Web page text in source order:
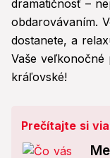
dramatičnosť –
obdarovávaním.
dostanete, a
Vaše veľkonočné
kráľovské!
Prečítajte si